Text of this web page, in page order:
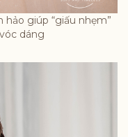
hảo giúp “giấu nhẹm”
dáng